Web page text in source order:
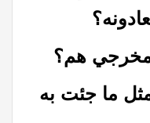
مخرجي هم؟
ما جئت به